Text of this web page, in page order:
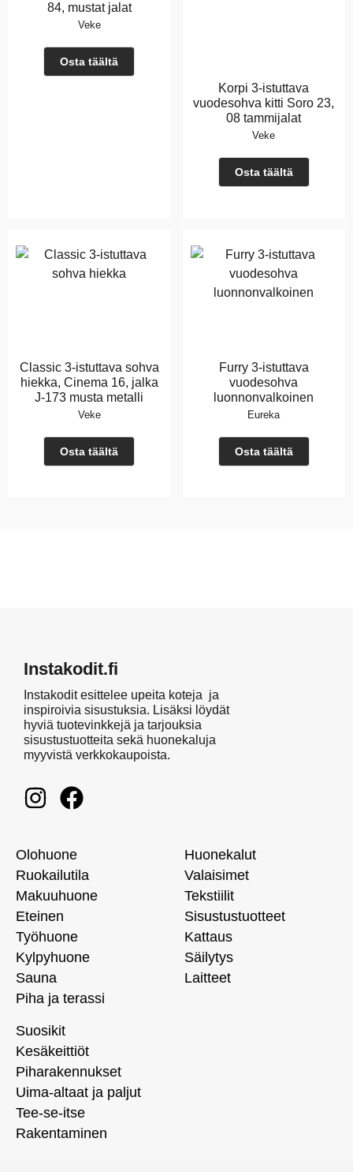
84, mustat jalat
Veke
Osta täältä
Korpi 3-istuttava
vuodesohva kitti Soro 23,
08 tammijalat
Veke
Osta täältä
Classic 3-istuttava sohva
hiekka, Cinema 16, jalka
J-173 musta metalli
Veke
Osta täältä
Furry 3-istuttava
vuodesohva
luonnonvalkoinen
Eureka
Osta täältä
Instakodit.fi
Instakodit esittelee upeita koteja ja
inspiroivia sisustuksia. Lisäksi löydät
hyviä tuotevinkkejä ja tarjouksia
sisustustuotteita sekä huonekaluja
myyvistä verkkokaupoista.
Olohuone
Ruokailutila
Makuuhuone
Eteinen
Työhuone
Kylpyhuone
Sauna
Piha ja terassi
Huonekalut
Valaisimet
Tekstiilit
Sisustustuotteet
Kattaus
Säilytys
Laitteet
Suosikit
Kesäkeittiöt
Piharakennukset
Uima-altaat ja paljut
Tee-se-itse
Rakentaminen